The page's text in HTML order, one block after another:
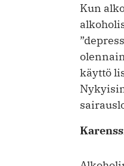
Kun
käyttö